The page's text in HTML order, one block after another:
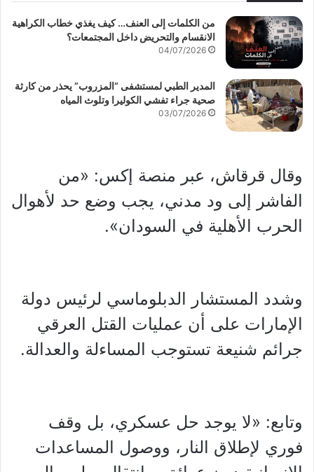
من الكلمات إلى العنف… كيف يغذي خطاب الكراهية
الانقسام والتحريض داخل المجتمعات؟
04/07/2026
المدير الطبي لمستشفى “المزروب” يحذر من كارثة
صحية جراء تفشي الكوليرا وتلوث المياه
03/07/2026
وقال قرقاش، عبر منصة إكس: «من
الفاشر إلى ود مدني، يجب وضع حد لأهوال
الحرب الأهلية في السودان».
وشدد المستشار الدبلوماسي لرئيس دولة
الإمارات على أن عمليات القتل العرقي
جرائم شنيعة تستوجب المساءلة والعدالة.
وتابع: «لا يوجد حل عسكري، بل وقف
فوري لإطلاق النار، ووصول المساعدات